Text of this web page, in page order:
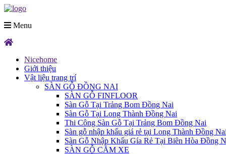
Menu
Nicehome
Giới thiệu
Vật liệu trang trí
SÀN GỖ ĐỒNG NAI
SÀN GỖ FINFLOOR
Sàn Gỗ Tại Trảng Bom Đồng Nai
Sàn Gỗ Tại Long Thành Đồng Nai
Thi Công Sàn Gỗ Tại Trảng Bom Đồng Nai
Sàn gỗ nhập khẩu giá rẻ tại Long Thành Đồng
Sàn Gỗ Nhập Khẩu Gía Rẻ Tại Biên Hòa Đồng
SÀN GỖ CĂM XE